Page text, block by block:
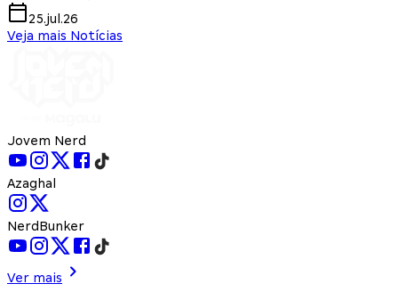
25.jul.26
Veja mais Notícias
Jovem Nerd
Azaghal
NerdBunker
Ver mais